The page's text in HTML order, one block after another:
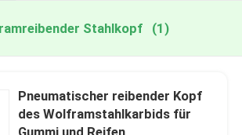
Stahlkopf (1)
Pneumatischer reibender Kopf
des Wolframstahlkarbids für
Gummi und Reifen